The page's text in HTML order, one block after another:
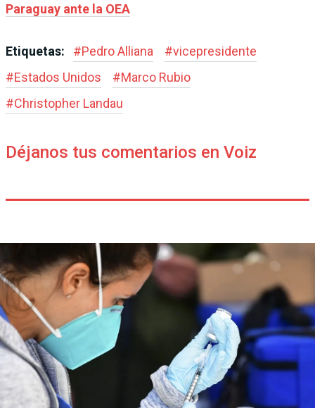
Paraguay ante la OEA
Etiquetas: #Pedro Alliana #vicepresidente
#Estados Unidos #Marco Rubio
#Christopher Landau
Déjanos tus comentarios en Voiz